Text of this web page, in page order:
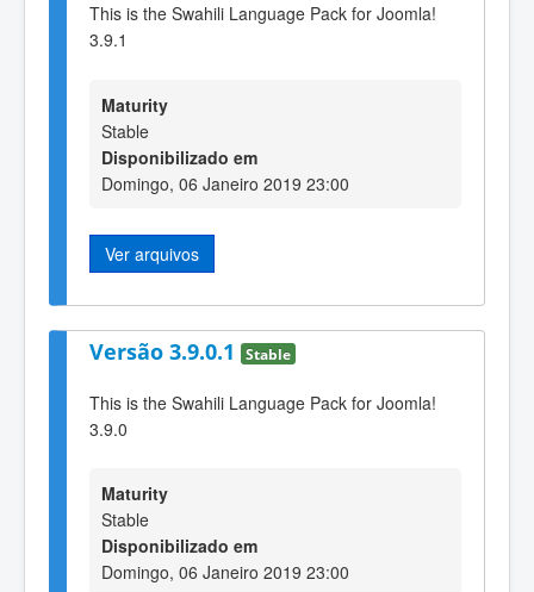
This is the Swahili Language Pack for Joomla!
3.9.1
Maturity
Stable
Disponibilizado em
Domingo, 06 Janeiro 2019 23:00
Ver arquivos
Versão 3.9.0.1 Stable
This is the Swahili Language Pack for Joomla!
3.9.0
Maturity
Stable
Disponibilizado em
Domingo, 06 Janeiro 2019 23:00